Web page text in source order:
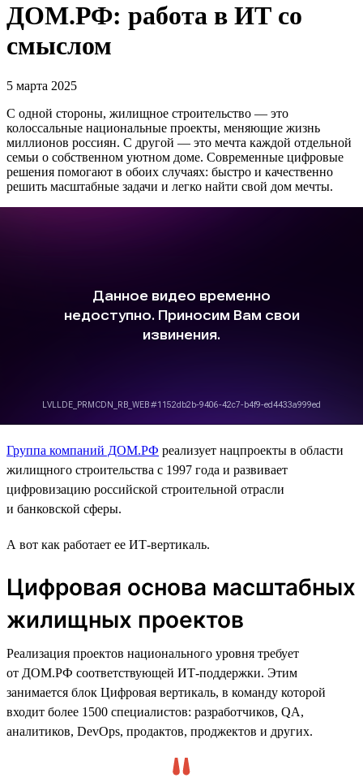
ДОМ.РФ: работа в ИТ со
смыслом
5 марта 2025
С одной стороны, жилищное строительство — это
колоссальные национальные проекты, меняющие жизнь
миллионов россиян. С другой — это мечта каждой отдельной
семьи о собственном уютном доме. Современные цифровые
решения помогают в обоих случаях: быстро и качественно
решить масштабные задачи и легко найти свой дом мечты.
Группа компаний ДОМ.РФ реализует нацпроекты в области
жилищного строительства с 1997 года и развивает
цифровизацию российской строительной отрасли
и банковской сферы.
А вот как работает ее ИТ-вертикаль.
Цифровая основа масштабных
жилищных проектов
Реализация проектов национального уровня требует
от ДОМ.РФ соответствующей ИТ-поддержки. Этим
занимается блок Цифровая вертикаль, в команду которой
входит более 1500 специалистов: разработчиков, QA,
аналитиков, DevOps, продактов, проджектов и других.